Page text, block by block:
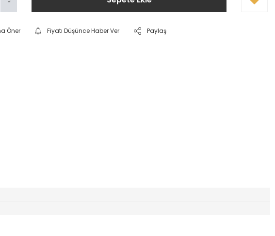
Öner Fiyatı Düşünce Haber Ver Paylaş